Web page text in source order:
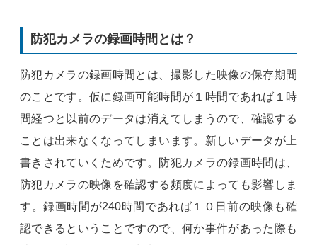
防犯カメラの録画時間とは？
防犯カメラの録画時間とは、撮影した映像の保存期間
のことです。仮に録画可能時間が１時間であれば１時
間経つと以前のデータは消えてしまうので、確認する
ことは出来なくなってしまいます。新しいデータが上
書きされていくためです。防犯カメラの録画時間は、
防犯カメラの映像を確認する頻度によっても影響しま
す。録画時間が240時間であれば１０日前の映像も確
認できるということですので、何か事件があった際も